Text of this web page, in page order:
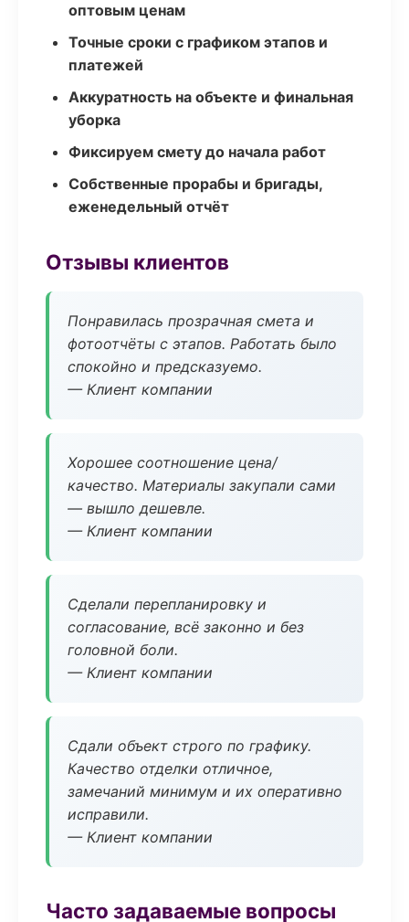
оптовым ценам
Точные сроки с графиком этапов и
платежей
Аккуратность на объекте и финальная
уборка
Фиксируем смету до начала работ
Собственные прорабы и бригады,
еженедельный отчёт
Отзывы клиентов
Понравилась прозрачная смета и
фотоотчёты с этапов. Работать было
спокойно и предсказуемо.
— Клиент компании
Хорошее соотношение цена/
качество. Материалы закупали сами
— вышло дешевле.
— Клиент компании
Сделали перепланировку и
согласование, всё законно и без
головной боли.
— Клиент компании
Сдали объект строго по графику.
Качество отделки отличное,
замечаний минимум и их оперативно
исправили.
— Клиент компании
Часто задаваемые вопросы